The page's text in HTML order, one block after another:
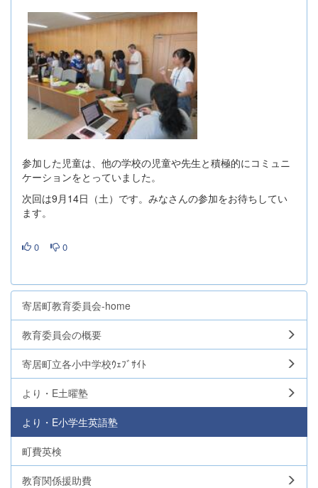
参加した児童は、他の学校の児童や先生と積極的にコミュニ
ケーションをとっていました。
次回は9月14日（土）です。みなさんの参加をお待ちしてい
ます。
0 0
寄居町教育委員会-home
教育委員会の概要
寄居町立各小中学校ｳｪﾌﾞｻｲﾄ
より・E土曜塾
より・E小学生英語塾
町費英検
教育関係援助費